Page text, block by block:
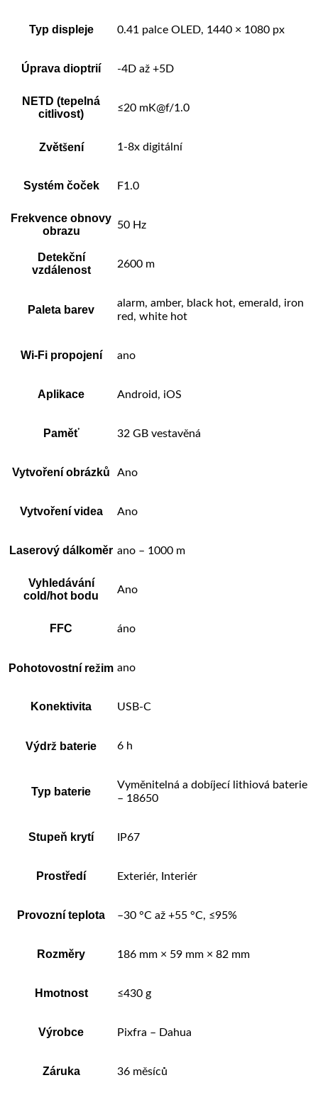
Typ displeje 0.41 palce OLED, 1440 × 1080 px
Úprava dioptrií -4D až +5D
NETD (tepelná
citlivost)
≤20 mK@f/1.0
Zvětšení 1-8x digitální
Systém čoček F1.0
Frekvence obnovy
obrazu
50 Hz
Detekční
vzdálenost
2600 m
Paleta barev
alarm, amber, black hot, emerald, iron
red, white hot
Wi-Fi propojení ano
Aplikace Android, iOS
Paměť 32 GB vestavěná
Vytvoření obrázků Ano
Vytvoření videa Ano
Laserový dálkoměr ano – 1000 m
Vyhledávání
cold/hot bodu
Ano
FFC áno
Pohotovostní režim ano
Konektivita USB-C
Výdrž baterie 6 h
Typ baterie
Vyměnitelná a dobíjecí lithiová baterie
– 18650
Stupeň krytí IP67
Prostředí Exteriér, Interiér
Provozní teplota –30 °C až +55 °C, ≤95%
Rozměry 186 mm × 59 mm × 82 mm
Hmotnost ≤430 g
Výrobce Pixfra – Dahua
Záruka 36 měsíců